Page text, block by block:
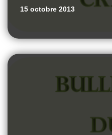
15 octobre 2013